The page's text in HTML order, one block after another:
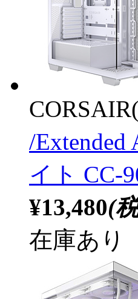
/Extended
イト CC-
¥13,480(
在庫あり